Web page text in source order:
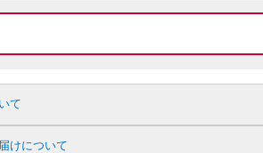
て
けについて